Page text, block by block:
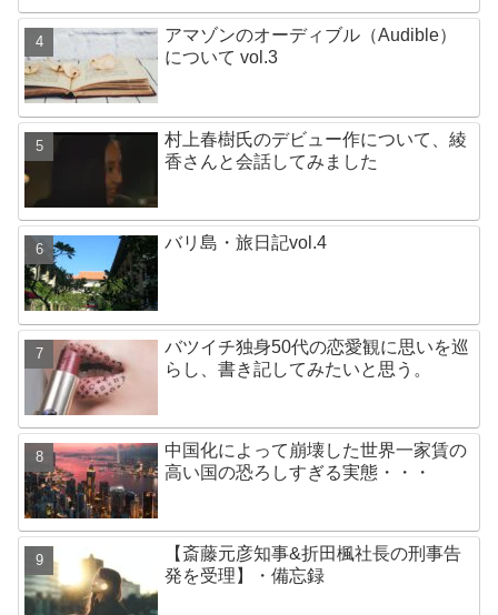
アマゾンのオーディブル（Audible）
について vol.3
村上春樹氏のデビュー作について、綾
香さんと会話してみました
バリ島・旅日記vol.4
バツイチ独身50代の恋愛観に思いを巡
らし、書き記してみたいと思う。
中国化によって崩壊した世界一家賃の
高い国の恐ろしすぎる実態・・・
【斎藤元彦知事&折田楓社長の刑事告
発を受理】・備忘録